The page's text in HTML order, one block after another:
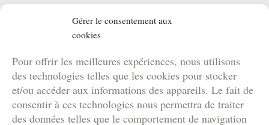
Gérer le consentement aux
cookies
Pour offrir les meilleures expériences, nous utilisons
des technologies telles que les cookies pour stocker
et/ou accéder aux informations des appareils. Le fait de
consentir à ces technologies nous permettra de traiter
des données telles que le comportement de navigation
Projets
Location de matériel
Brochure Team Building
Brochure Outdoor
Brochure Agence
Brochure Kids